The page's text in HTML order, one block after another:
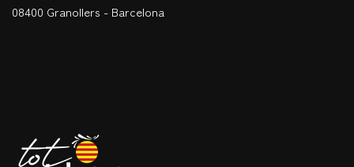
08400 Granollers - Barcelona